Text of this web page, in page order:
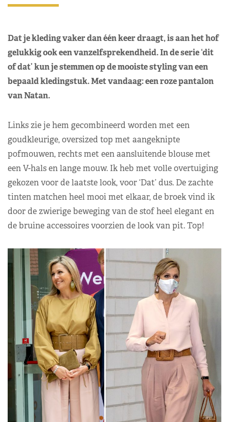
Dat je kleding vaker dan één keer draagt, is aan het hof
gelukkig ook een vanzelfsprekendheid. In de serie ‘dit
of dat’ kun je stemmen op de mooiste styling van een
bepaald kledingstuk. Met vandaag: een roze pantalon
van Natan.
Links zie je hem gecombineerd worden met een
goudkleurige, oversized top met aangeknipte
pofmouwen, rechts met een aansluitende blouse met
een V-hals en lange mouw. Ik heb met volle overtuiging
gekozen voor de laatste look, voor ‘Dat’ dus. De zachte
tinten matchen heel mooi met elkaar, de broek vind ik
door de zwierige beweging van de stof heel elegant en
de bruine accessoires voorzien de look van pit. Top!